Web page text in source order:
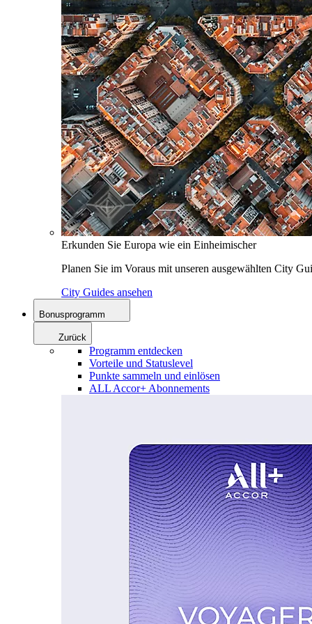
Erkunden Sie Europa wie ein Einheimischer
Planen Sie im Voraus mit unseren ausgewählten City
City Guides ansehen
Bonusprogramm
Zurück
Programm entdecken
Vorteile und Statuslevel
Punkte sammeln und einlösen
ALL Accor+ Abonnements